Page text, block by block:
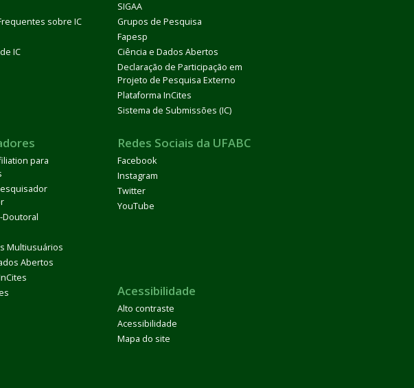
sobre IC
IC
SIGAA
Grupos de Pesquisa
Fapesp
Ciência e Dados Abertos
Declaração de Participação em
Projeto de Pesquisa Externo
Plataforma InCites
Sistema de Submissões (IC)
para
Doutoral
Multiusuários
Abertos
Redes Sociais da UFABC
Facebook
Instagram
Twitter
YouTube
Acessibilidade
Alto contraste
Acessibilidade
Mapa do site